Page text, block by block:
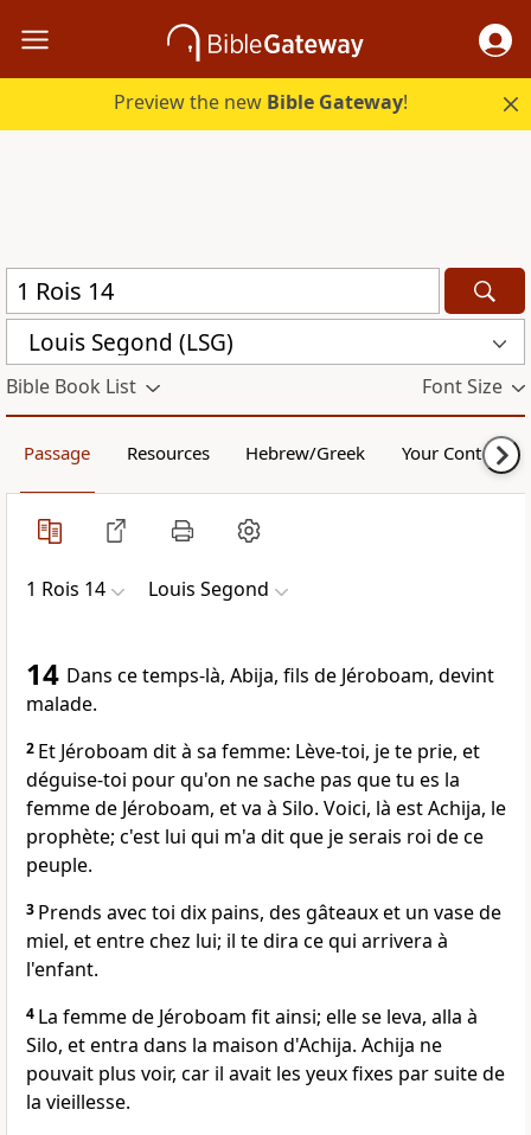
Preview the new Bible Gateway!
Louis Segond (LSG)
Bible Book List Font Size
Passage Resources Hebrew/Greek Your Content
1 Rois 14 Louis Segond
14 Dans ce temps-là, Abija, fils de Jéroboam, devint
malade.
2 Et Jéroboam dit à sa femme: Lève-toi, je te prie, et
déguise-toi pour qu'on ne sache pas que tu es la
femme de Jéroboam, et va à Silo. Voici, là est Achija, le
prophète; c'est lui qui m'a dit que je serais roi de ce
peuple.
3 Prends avec toi dix pains, des gâteaux et un vase de
miel, et entre chez lui; il te dira ce qui arrivera à
l'enfant.
4 La femme de Jéroboam fit ainsi; elle se leva, alla à
Silo, et entra dans la maison d'Achija. Achija ne
pouvait plus voir, car il avait les yeux fixes par suite de
la vieillesse.